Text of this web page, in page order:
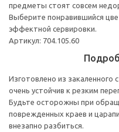
предметы стоят совсем
Выберите понравившийся
эффектной сервировки.
Артикул: 704.105.60
Изготовлено из закаленного
очень устойчив к резким
Будьте осторожны при
поврежденных краев и
внезапно разбиться.